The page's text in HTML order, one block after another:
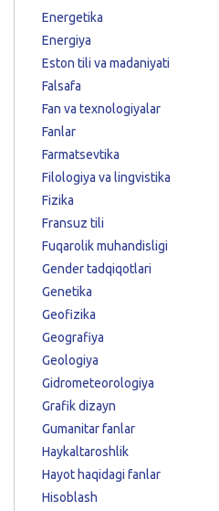
Energetika
Energiya
Eston tili va madaniyati
Falsafa
Fan va texnologiyalar
Fanlar
Farmatsevtika
Filologiya va lingvistika
Fizika
Fransuz tili
Fuqarolik muhandisligi
Gender tadqiqotlari
Genetika
Geofizika
Geografiya
Geologiya
Gidrometeorologiya
Grafik dizayn
Gumanitar fanlar
Haykaltaroshlik
Hayot haqidagi fanlar
Hisoblash